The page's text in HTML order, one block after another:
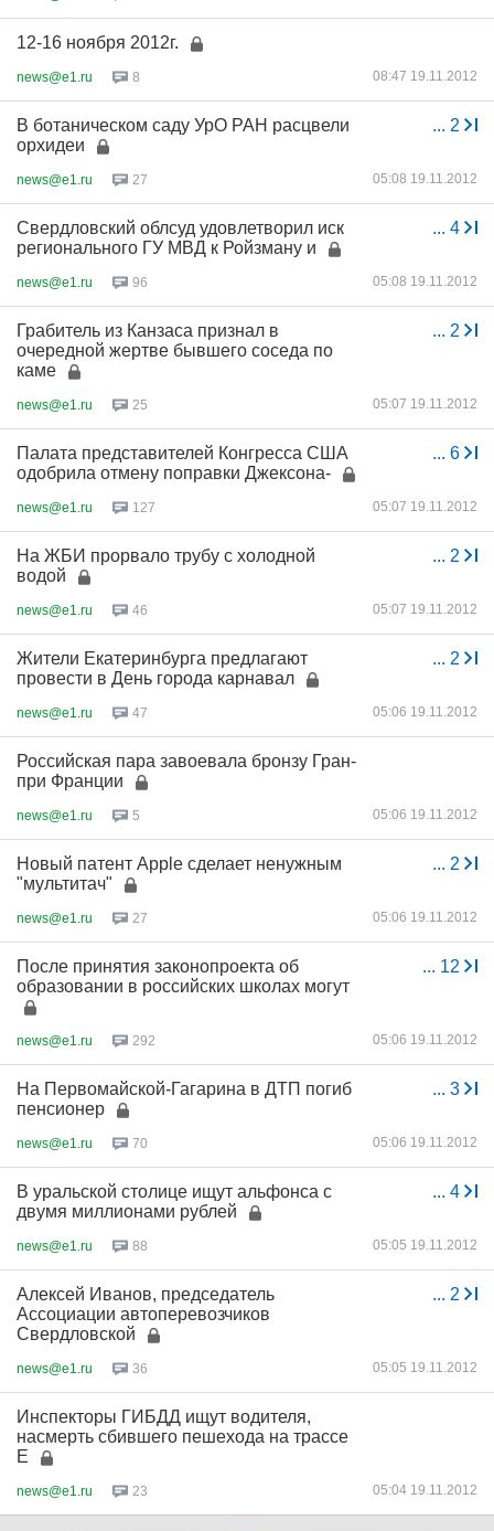
12-16 ноября 2012г.
news@e1.ru 8 08:47 19.11.2012
... 2
В ботаническом саду УрО РАН расцвели
орхидеи
news@e1.ru 27 05:08 19.11.2012
... 4
Свердловский облсуд удовлетворил иск
регионального ГУ МВД к Ройзману и
news@e1.ru 96 05:08 19.11.2012
... 2
Грабитель из Канзаса признал в
очередной жертве бывшего соседа по
каме
news@e1.ru 25 05:07 19.11.2012
... 6
Палата представителей Конгресса США
одобрила отмену поправки Джексона-
news@e1.ru 127 05:07 19.11.2012
... 2
На ЖБИ прорвало трубу с холодной
водой
news@e1.ru 46 05:07 19.11.2012
... 2
Жители Екатеринбурга предлагают
провести в День города карнавал
news@e1.ru 47 05:06 19.11.2012
Российская пара завоевала бронзу Гран-
при Франции
news@e1.ru 5 05:06 19.11.2012
... 2
Новый патент Apple сделает ненужным
"мультитач"
news@e1.ru 27 05:06 19.11.2012
... 12
После принятия законопроекта об
образовании в российских школах могут
news@e1.ru 292 05:06 19.11.2012
... 3
На Первомайской-Гагарина в ДТП погиб
пенсионер
news@e1.ru 70 05:06 19.11.2012
... 4
В уральской столице ищут альфонса с
двумя миллионами рублей
news@e1.ru 88 05:05 19.11.2012
... 2
Алексей Иванов, председатель
Ассоциации автоперевозчиков
Свердловской
news@e1.ru 36 05:05 19.11.2012
Инспекторы ГИБДД ищут водителя,
насмерть сбившего пешехода на трассе
Е
news@e1.ru 23 05:04 19.11.2012